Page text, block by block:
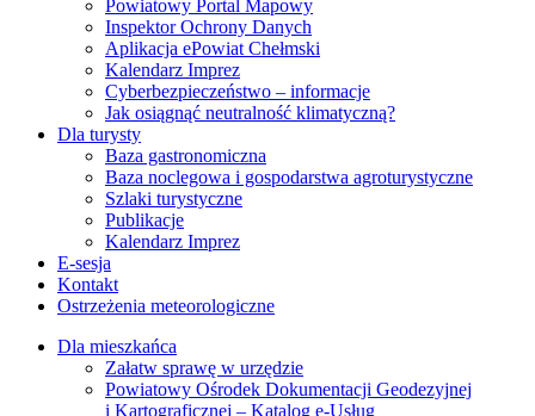
Powiatowy Portal Mapowy
Inspektor Ochrony Danych
Aplikacja ePowiat Chełmski
Kalendarz Imprez
Cyberbezpieczeństwo – informacje
Jak osiągnąć neutralność klimatyczną?
Dla turysty
Baza gastronomiczna
Baza noclegowa i gospodarstwa agroturystyczne
Szlaki turystyczne
Publikacje
Kalendarz Imprez
E-sesja
Kontakt
Ostrzeżenia meteorologiczne
Dla mieszkańca
Załatw sprawę w urzędzie
Powiatowy Ośrodek Dokumentacji Geodezyjnej
i Kartograficznej – Katalog e-Usług